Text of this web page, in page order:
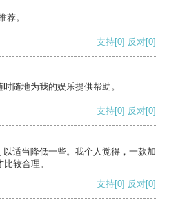
荐。
支持[0] 反对[0]
随地为我的娱乐提供帮助。
支持[0] 反对[0]
适当降低一些。我个人觉得，一款加
较合理。
支持[0] 反对[0]